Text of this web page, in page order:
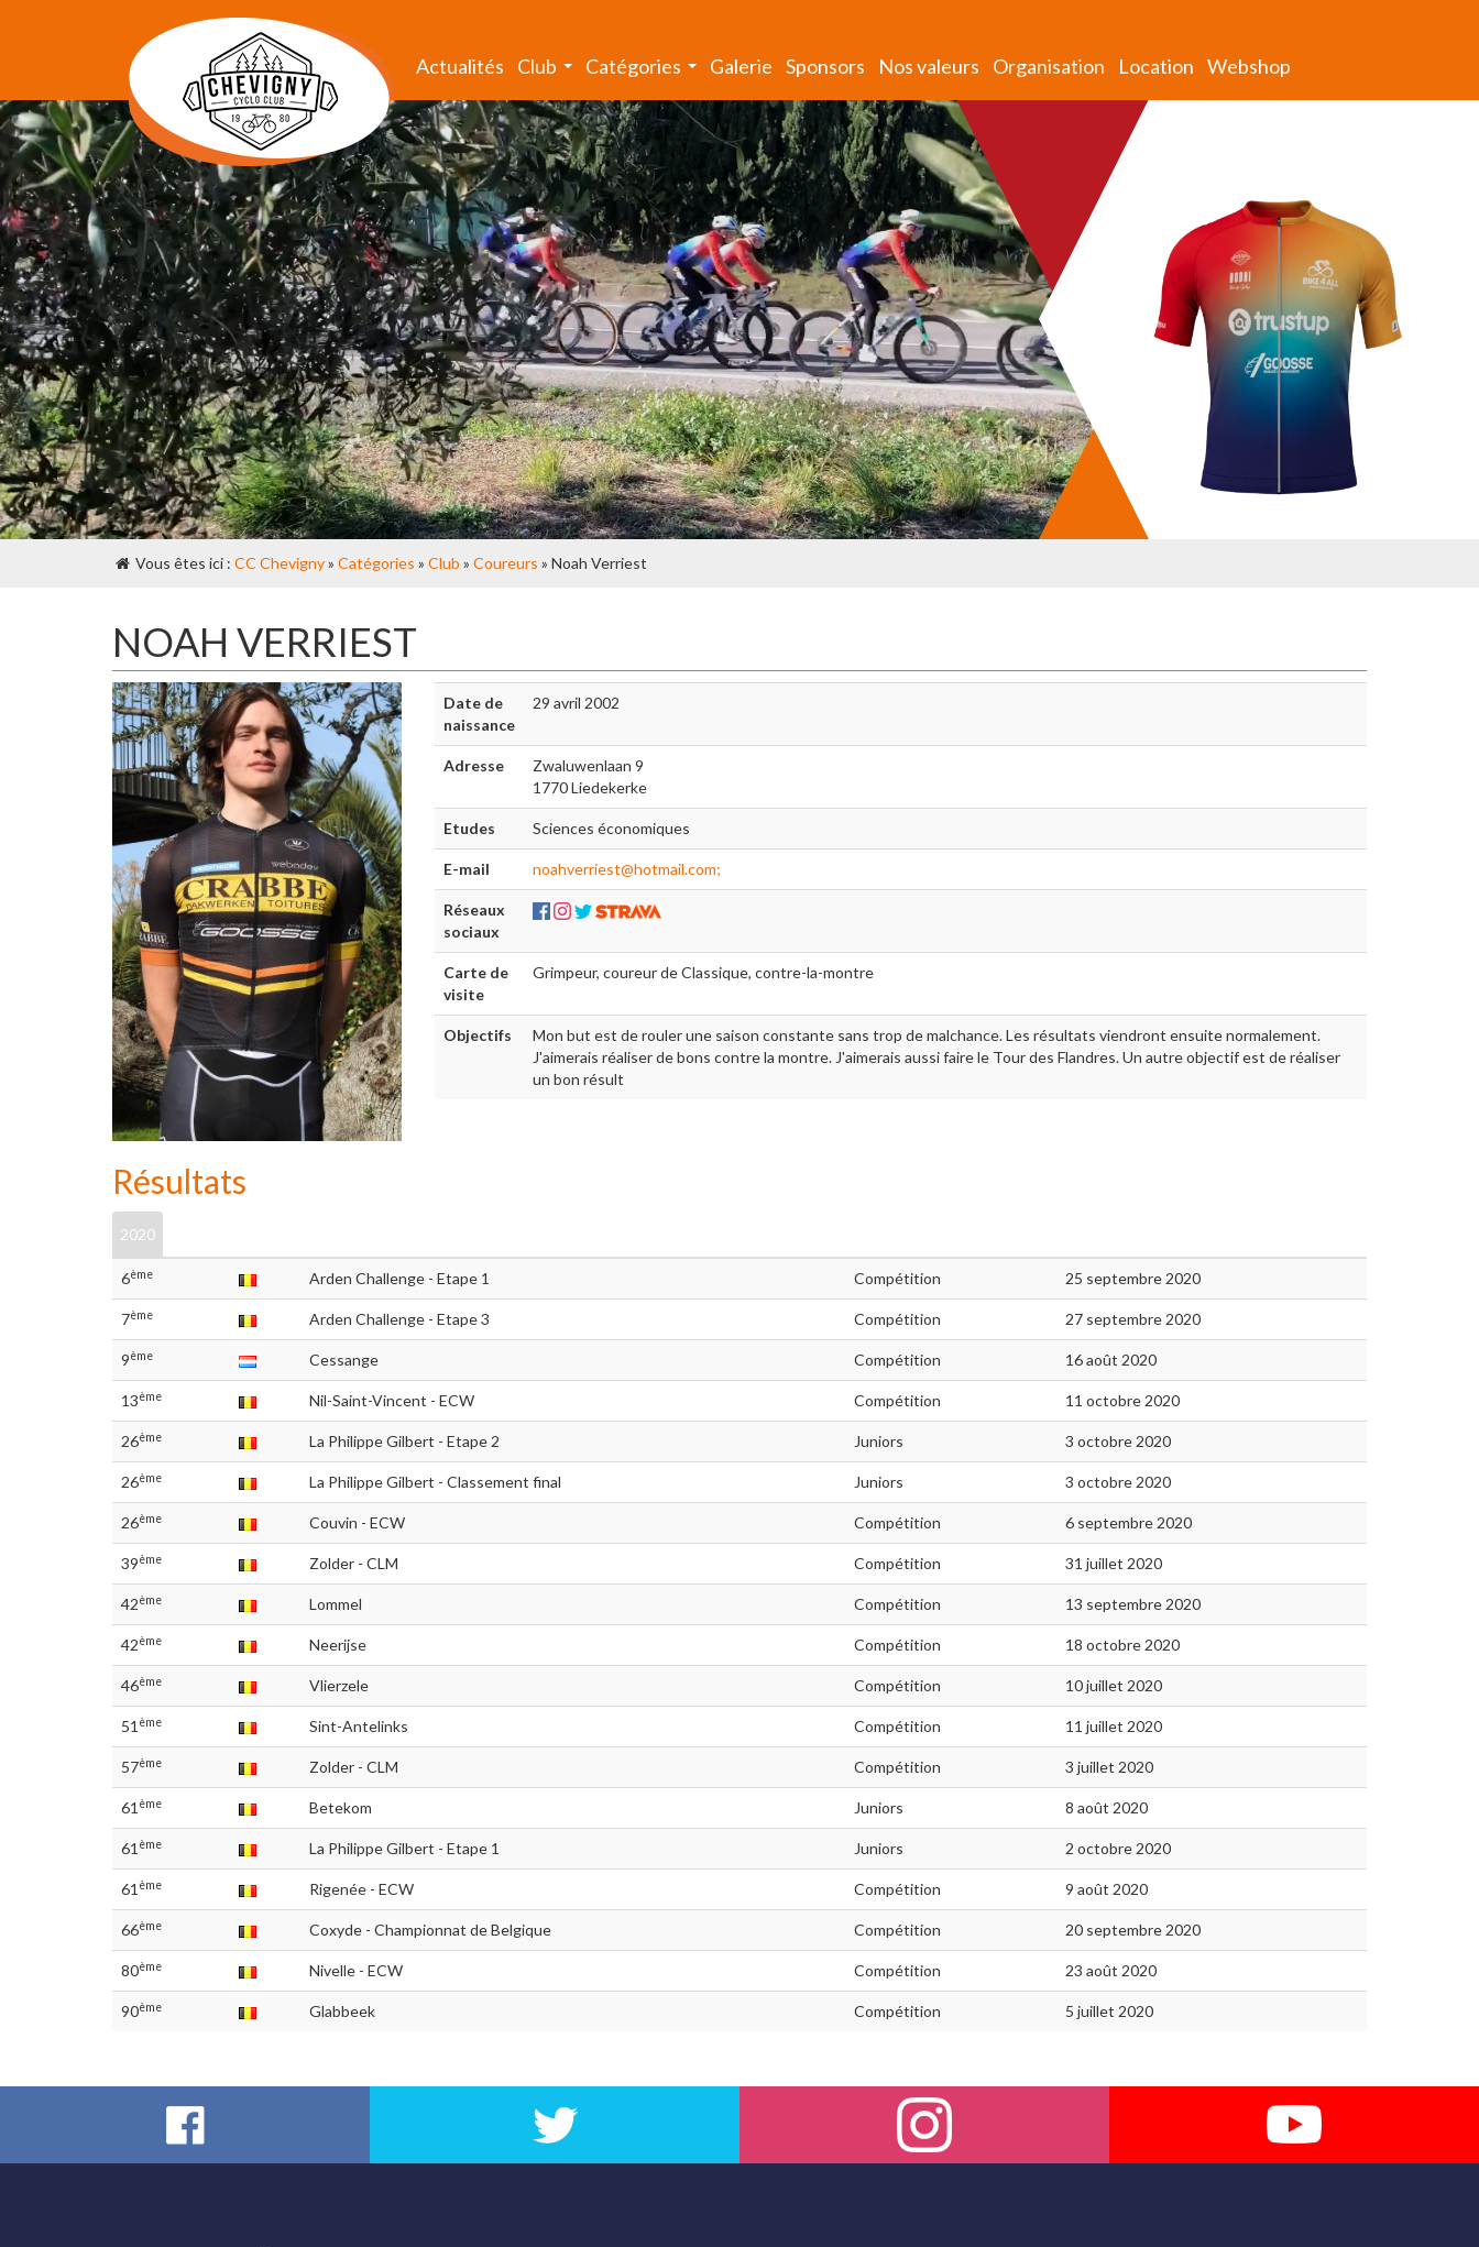
Actualités Club Catégories Galerie Sponsors Nos valeurs Organisation Location Webshop
Vous êtes ici : CC Chevigny» Catégories » Club » Coureurs » Noah Verriest
NOAH VERRIEST
Date de
naissance
29 avril 2002
Adresse
Zwaluwenlaan 9
1770 Liedekerke
Etudes Sciences économiques
E-mail noahverriest@hotmail.com;
Réseaux
sociaux
Carte de
visite
Grimpeur, coureur de Classique, contre-la-montre
Objectifs
Mon but est de rouler une saison constante sans trop de malchance. Les résultats viendront ensuite normalement.
J'aimerais réaliser de bons contre la montre. J'aimerais aussi faire le Tour des Flandres. Un autre objectif est de réaliser
un bon résult
Résultats
2020
6ème Arden Challenge - Etape 1 Compétition 25 septembre 2020
7ème Arden Challenge - Etape 3 Compétition 27 septembre 2020
9ème Cessange Compétition 16 août 2020
13ème Nil-Saint-Vincent - ECW Compétition 11 octobre 2020
26ème La Philippe Gilbert - Etape 2 Juniors 3 octobre 2020
26ème La Philippe Gilbert - Classement final Juniors 3 octobre 2020
26ème Couvin - ECW Compétition 6 septembre 2020
39ème Zolder - CLM Compétition 31 juillet 2020
42ème Lommel Compétition 13 septembre 2020
42ème Neerijse Compétition 18 octobre 2020
46ème Vlierzele Compétition 10 juillet 2020
51 ème Sint-Antelinks Compétition 11 juillet 2020
57ème Zolder - CLM Compétition 3 juillet 2020
61 ème Betekom Juniors 8 août 2020
61 ème La Philippe Gilbert - Etape 1 Juniors 2 octobre 2020
61 ème Rigenée - ECW Compétition 9 août 2020
66ème Coxyde - Championnat de Belgique Compétition 20 septembre 2020
80ème Nivelle - ECW Compétition 23 août 2020
90ème Glabbeek Compétition 5 juillet 2020